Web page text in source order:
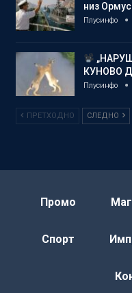
низ
Плусинфо
КУНОВО
Плусинфо
ПРЕТХОДНО СЛЕДНО
Промо
Спорт